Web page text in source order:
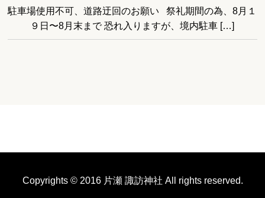
駐車場使用不可、道路迂回のお願い 祭礼期間の為、8月１
９日〜8月末まで 恐れ入りますが、境内駐車 […]
Copyrights © 2016 片瀬 諏訪神社 All rights reserved.